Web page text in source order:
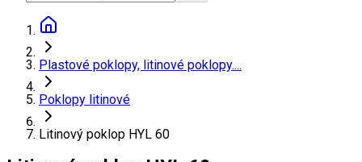
Plastové poklopy, litinové poklopy....
Poklopy litinové
Litinový poklop HYL 60